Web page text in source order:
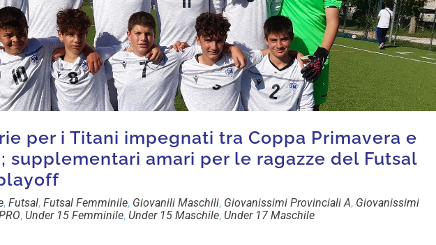
per i Titani impegnati tra Coppa Primavera e
supplementari amari per le ragazze del Futsal
, Futsal, Futsal Femminile, Giovanili Maschili, Giovanissimi Provinciali A, Giovanissimi
, Under 15 Femminile, Under 15 Maschile, Under 17 Maschile